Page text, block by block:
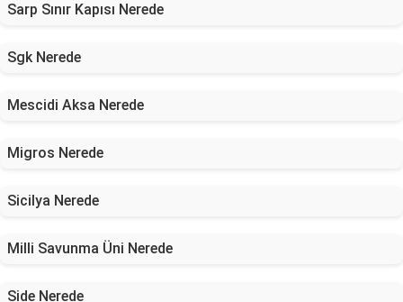
Sarp Sınır Kapısı Nerede
Sgk Nerede
Mescidi Aksa Nerede
Migros Nerede
Sicilya Nerede
Milli Savunma Üni Nerede
Side Nerede